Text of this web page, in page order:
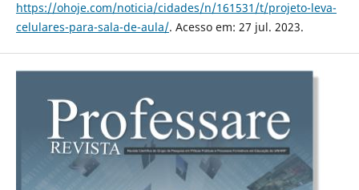
https://ohoje.com/noticia/cidades/n/161531/t/projeto-leva-
celulares-para-sala-de-aula/. Acesso em: 27 jul. 2023.